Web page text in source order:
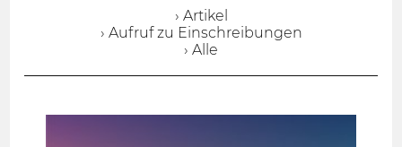
› Artikel
› Aufruf zu Einschreibungen
› Alle